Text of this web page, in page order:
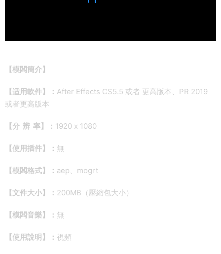
【模闆簡介】
【适用軟件】： After Effects CS5.5 或者 更高版本、PR 2019
或者更高版本
【分 辨 率】： 1920 x 1080
【使用插件】： 無
【模闆格式】： aep、mogrt
【文件大小】： 200MB（壓縮包大小）
【模闆音樂】： 無
【使用說明】： 視頻